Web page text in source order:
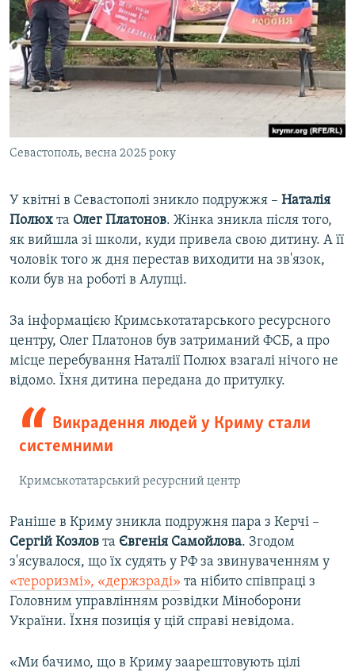
Севастополь, весна 2025 року
У квітні в Севастополі зникло подружжя – Наталія
Полюх та Олег Платонов. Жінка зникла після того,
як вийшла зі школи, куди привела свою дитину. А її
чоловік того ж дня перестав виходити на зв'язок,
коли був на роботі в Алупці.
За інформацією Кримськотатарського ресурсного
центру, Олег Платонов був затриманий ФСБ, а про
місце перебування Наталії Полюх взагалі нічого не
відомо. Їхня дитина передана до притулку.
Викрадення людей у Криму стали
системними
Кримськотатарський ресурсний центр
Раніше в Криму зникла подружня пара з Керчі –
Сергій Козлов та Євгенія Самойлова. Згодом
з'ясувалося, що їх судять у РФ за звинуваченням у
«тероризмі», «держзраді» та нібито співпраці з
Головним управлінням розвідки Міноборони
України. Їхня позиція у цій справі невідома.
«Ми бачимо, що в Криму заарештовують цілі